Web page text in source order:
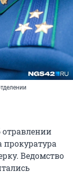
Ведомство